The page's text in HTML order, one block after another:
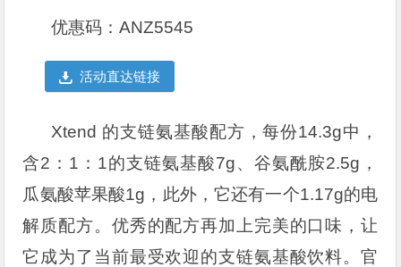
优惠码：ANZ5545
活动直达链接
Xtend 的支链氨基酸配方，每份14.3g中，
含2：1：1的支链氨基酸7g、谷氨酰胺2.5g，
瓜氨酸苹果酸1g，此外，它还有一个1.17g的电
解质配方。优秀的配方再加上完美的口味，让
它成为了当前最受欢迎的支链氨基酸饮料。官